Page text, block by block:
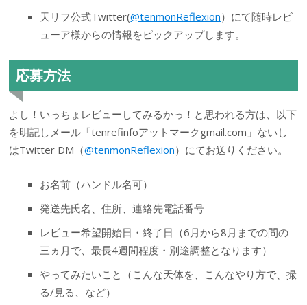
天リフ公式Twitter(@tenmonReflexion）にて随時レビ
ューア様からの情報をピックアップします。
応募方法
よし！いっちょレビューしてみるかっ！と思われる方は、以下
を明記しメール「tenrefinfoアットマークgmail.com」ないし
はTwitter DM（@tenmonReflexion）にてお送りください。
お名前（ハンドル名可）
発送先氏名、住所、連絡先電話番号
レビュー希望開始日・終了日（6月から8月までの間の
三ヵ月で、最長4週間程度・別途調整となります）
やってみたいこと（こんな天体を、こんなやり方で、撮
る/見る、など）